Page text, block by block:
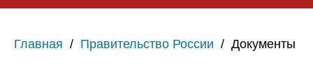
Главная / Правительство России / Документы